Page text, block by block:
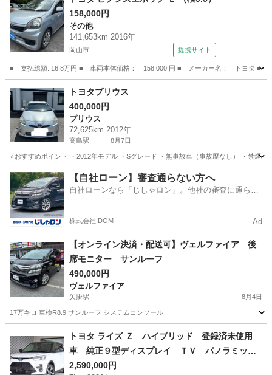
158,000円
その他
141,653km 2016年
岡山市 提携サイト
■ 支払総額: 16.8万円 ■ 車両本体価格： 158,000 円 ■ メーカー名： トヨタ
岡山 岡山市 その他
トヨタプリウス
400,000円
プリウス
72,625km 2012年
高島駅 8月7日
⭐️おすすめポイント ・2012年モデル ・Sグレード ・無事故車（事故歴なし） ・禁煙
岡山 岡山市 高島駅 プリウス トヨタプリウス
【自社ローン】審査通らない方へ
自社ローンなら「じしゃロン」。他社の審査に通らな
株式会社IDOM Ad
【オンライン決済・配送可】ヴェルファイア 後
席モニター サンルーフ
490,000円
ヴェルファイア
矢掛駅 8月4日
17万キロ 車検R8.9 サンルーフ システムコンソール
矢掛駅 ヴェルファイア サンルーフ
トヨタ ライズ Ｚ ハイブリッド 登録済未使用
車 純正９型ディスプレイ ＴＶ パノラミック
ビューモニター ＬＥＤヘッドライト シートヒ
2,590,000円